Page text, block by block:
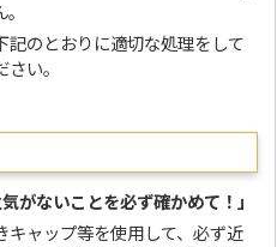
記のとおりに適切な処理をして
い。
がないことを必ず確かめて！」
キャップ等を使用して、必ず近